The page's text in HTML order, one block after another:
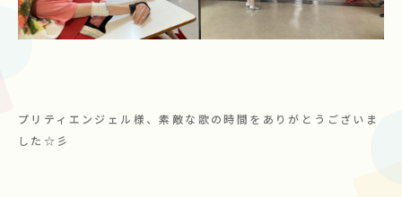
プリティエンジェル様、素敵な歌の時間をありがとうございま
した☆彡